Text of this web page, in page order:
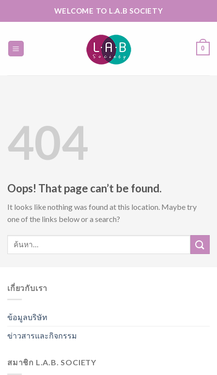
WELCOME TO L.A.B SOCIETY
0
404
Oops! That page can’t be found.
It looks like nothing was found at this location. Maybe try
one of the links below or a search?
เกี่ยวกับเรา
ข้อมูลบริษัท
ข่าวสารและกิจกรรม
สมาชิก L.A.B. SOCIETY